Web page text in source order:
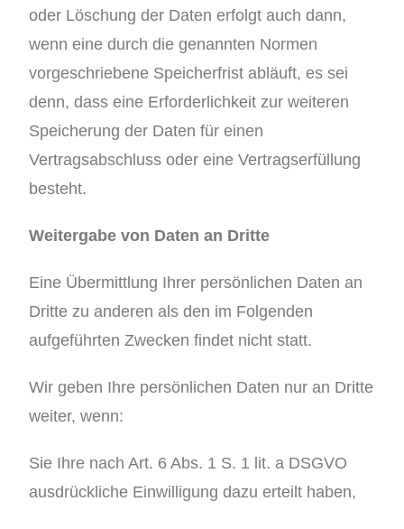
oder Löschung der Daten erfolgt auch dann,
wenn eine durch die genannten Normen
vorgeschriebene Speicherfrist abläuft, es sei
denn, dass eine Erforderlichkeit zur weiteren
Speicherung der Daten für einen
Vertragsabschluss oder eine Vertragserfüllung
besteht.
Weitergabe von Daten an Dritte
Eine Übermittlung Ihrer persönlichen Daten an
Dritte zu anderen als den im Folgenden
aufgeführten Zwecken findet nicht statt.
Wir geben Ihre persönlichen Daten nur an Dritte
weiter, wenn:
Sie Ihre nach Art. 6 Abs. 1 S. 1 lit. a DSGVO
ausdrückliche Einwilligung dazu erteilt haben,